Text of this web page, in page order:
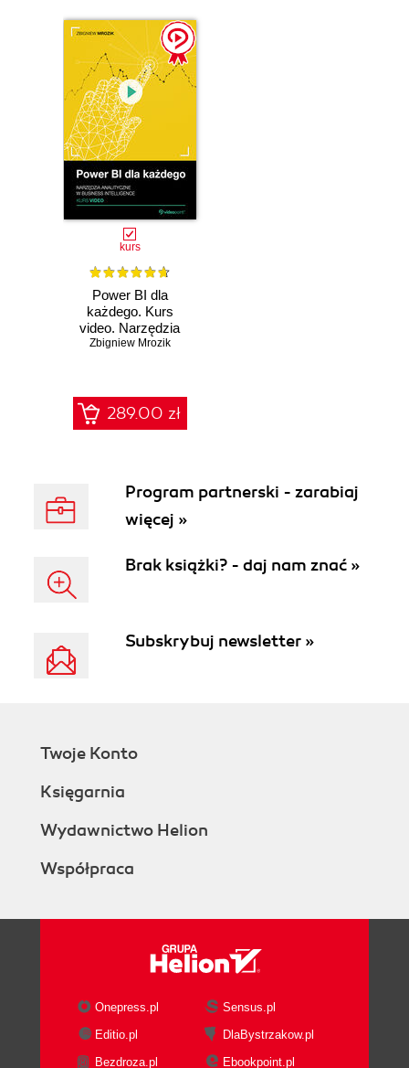
kurs
Power BI dla
każdego. Kurs
video. Narzędzia
analityczne w
Zbigniew Mrozik
289.00 zł
Program partnerski - zarabiaj
więcej »
Brak książki? - daj nam znać »
Subskrybuj newsletter »
Twoje Konto
Księgarnia
Wydawnictwo Helion
Współpraca
Onepress.pl
Sensus.pl
Editio.pl
DlaBystrzakow.pl
Bezdroza.pl
Ebookpoint.pl